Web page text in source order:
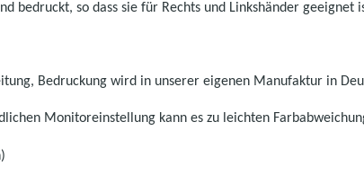
bedruckt, so dass sie für Rechts und Linkshänder geeignet
Bedruckung wird in unserer eigenen Manufaktur in
Monitoreinstellung kann es zu leichten